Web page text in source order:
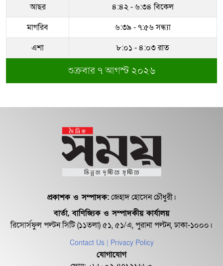
আছর
৪:৪২ - ৬:৩৪ বিকেল
মাগরিব
৬:৩৯ - ৭:৫৬ সন্ধ্যা
এশা
৮:০১ - ৪:০৩ রাত
শুক্রবার ৭ আগস্ট ২০২৬
প্রকাশক ও সম্পাদক:জেহাদ হোসেন চৌধুরী।
বার্তা, বাণিজ্যিক ও সম্পাদকীয় কার্যালয়
রিসোর্সফুল পল্টন সিটি (১১তলা) ৫১, ৫১/এ, পুরানা পল্টন, ঢাকা-১০০০।
Contact Us | Privacy Policy
যোগাযোগ